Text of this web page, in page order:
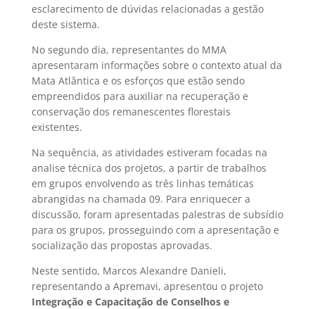
esclarecimento de dúvidas relacionadas a gestão
deste sistema.
No segundo dia, representantes do MMA
apresentaram informações sobre o contexto atual da
Mata Atlântica e os esforços que estão sendo
empreendidos para auxiliar na recuperação e
conservação dos remanescentes florestais
existentes.
Na sequência, as atividades estiveram focadas na
analise técnica dos projetos, a partir de trabalhos
em grupos envolvendo as três linhas temáticas
abrangidas na chamada 09. Para enriquecer a
discussão, foram apresentadas palestras de subsídio
para os grupos, prosseguindo com a apresentação e
socialização das propostas aprovadas.
Neste sentido, Marcos Alexandre Danieli,
representando a Apremavi, apresentou o projeto
Integração e Capacitação de Conselhos e